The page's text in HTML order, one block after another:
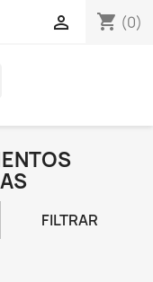
shopping_cart (0)

FILTRAR